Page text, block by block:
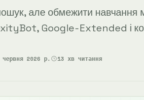
але обмежити навчання
Google-Extended і
2026 р. 13 хв читання